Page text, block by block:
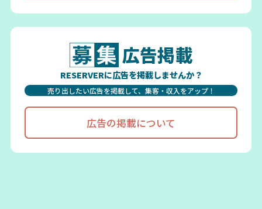
広告掲載
RESERVERに広告を掲載しませんか？
売り出したい広告を掲載して、集客・収入をアップ！
広告の掲載について